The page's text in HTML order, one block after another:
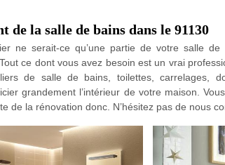
de la salle de bains dans le 91130
ne serait-ce qu’une partie de votre salle
ce dont vous avez besoin est un vrai
de salle de bains, toilettes, carrelages,
grandement l’intérieur de votre maison.
de la rénovation donc. N’hésitez pas de nous